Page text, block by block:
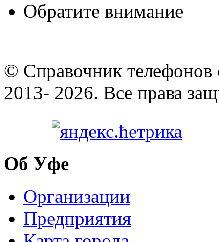
Обратите внимание
© Cправочник телефонов
2013- 2026. Все права
Об Уфе
Организации
Предприятия